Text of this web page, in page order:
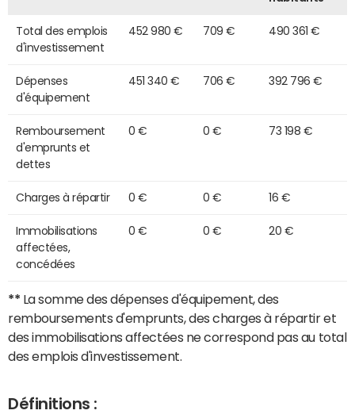
Total des emplois
d'investissement
452 980 € 709 € 490 361 €
Dépenses
d'équipement
451 340 € 706 € 392 796 €
Remboursement
d'emprunts et
dettes
0 € 0 € 73 198 €
Charges à répartir 0 € 0 € 16 €
Immobilisations
affectées,
concédées
0 € 0 € 20 €
** La somme des dépenses d'équipement, des
remboursements d'emprunts, des charges à répartir et
des immobilisations affectées ne correspond pas au total
des emplois d'investissement.
Définitions :